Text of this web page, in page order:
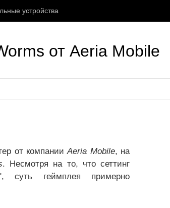
устройства
от Aeria Mobile
от компанииAeria Mobile, на
. Несмотря на то, что сеттинг
суть геймплея примерно